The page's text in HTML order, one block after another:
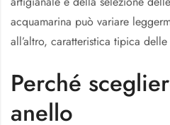
acquamarina può variare
all’altro, caratteristica tipica
Perché
anello